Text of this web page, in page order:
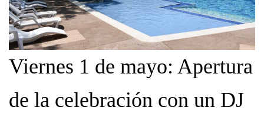
Viernes 1 de mayo: Apertura
de la celebración con un DJ